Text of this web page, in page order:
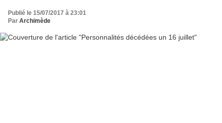
Publié le 15/07/2017 à 23:01
Par Archimède